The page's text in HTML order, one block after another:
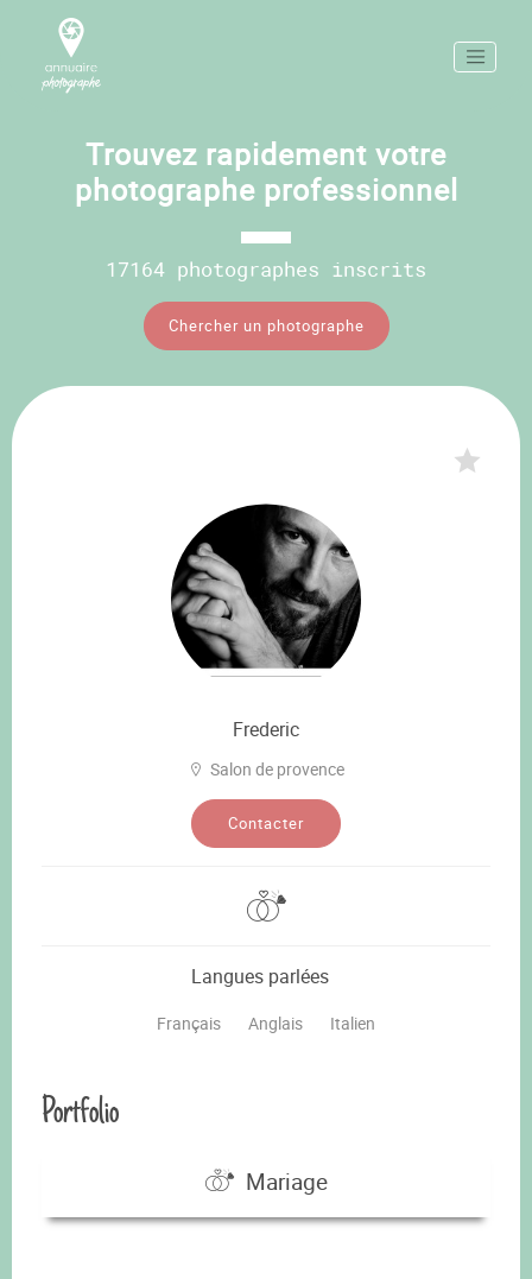
Trouvez rapidement votre
photographe professionnel
17164 photographes inscrits
Chercher un photographe
Frederic
Salon de provence
Contacter
Langues parlées
Français Anglais Italien
Portfolio
Mariage